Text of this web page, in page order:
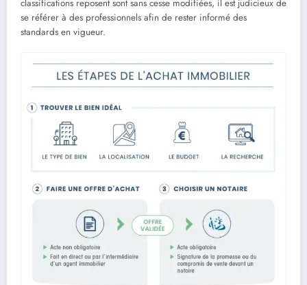
classifications reposent sont sans cesse modifiées, il est judicieux de
se référer à des professionnels afin de rester informé des
standards en vigueur.